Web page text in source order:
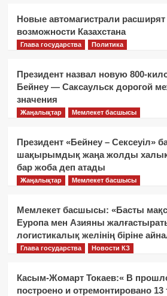
Новые автомагистрали расширят
возможности Казахстана
Глава государства Политика
Президент назвал новую 800-
Бейнеу — Саксаульск дорогой
значения
Жаңалықтар Мемлекет басшысы
Президент «Бейнеу – Сексеуіл»
шақырымдық жаңа жолды
бар жоба деп атады
Жаңалықтар Мемлекет басшысы
Мемлекет басшысы: «Басты
Еуропа мен Азияны
логистикалық желінің біріне
Глава государства Новости КЗ
Касым-Жомарт Токаев:« В
построено и отремонтировано